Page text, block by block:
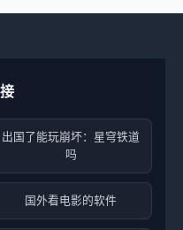
出国了能玩崩坏：星穹铁道
吗
国外看电影的软件